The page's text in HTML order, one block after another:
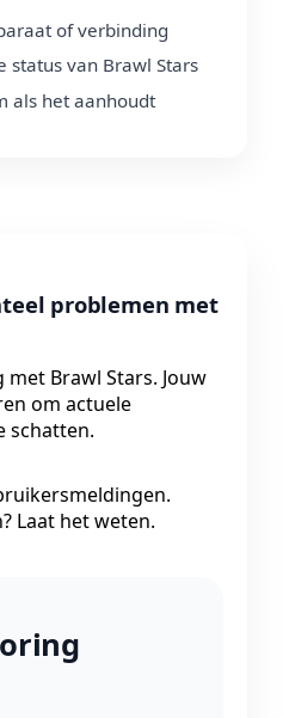
of verbinding
status van Brawl Stars
als het aanhoudt
problemen met
Brawl Stars. Jouw
om actuele
schatten.
Laat het weten.